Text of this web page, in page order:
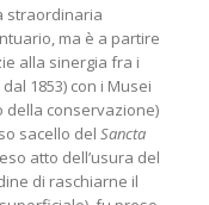
straordinaria
ma è a partire
alla sinergia fra i
1853) con i Musei
della conservazione)
sacello del Sancta
atto dell’usura del
di raschiarne il